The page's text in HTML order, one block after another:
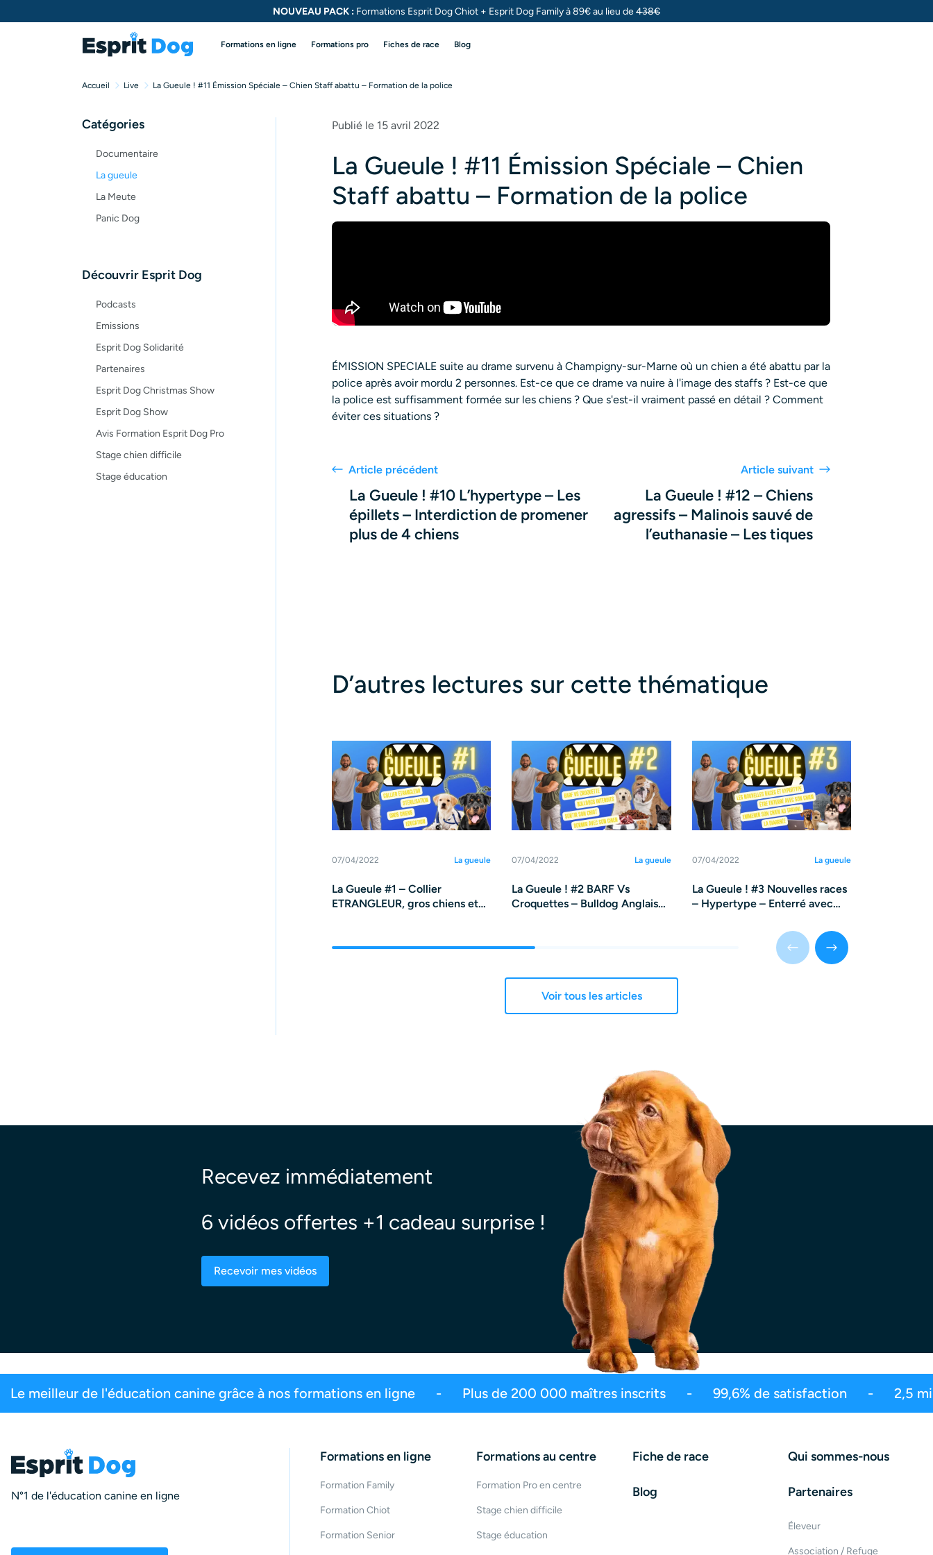
NOUVEAU PACK : Formations Esprit Dog Chiot + Esprit Dog Family à 89€ au lieu de438€
Formations en ligne Formations pro Fiches de race Blog
Accueil Live La Gueule ! #11 Émission Spéciale – Chien Staff abattu – Formation de la police
Catégories
Documentaire
La gueule
La Meute
Panic Dog
Découvrir Esprit Dog
Podcasts
Emissions
Esprit Dog Solidarité
Partenaires
Esprit Dog Christmas Show
Esprit Dog Show
Avis Formation Esprit Dog Pro
Stage chien difficile
Stage éducation
Publié le 15 avril 2022
La Gueule ! #11 Émission Spéciale – Chien
Staff abattu – Formation de la police
ÉMISSION SPECIALE suite au drame survenu à Champigny-sur-Marne où un chien a été abattu par la
police après avoir mordu 2 personnes. Est-ce que ce drame va nuire à l'image des staffs ? Est-ce que
la police est suffisamment formée sur les chiens ? Que s'est-il vraiment passé en détail ? Comment
éviter ces situations ?
Article précédent
La Gueule ! #10 L’hypertype – Les
épillets – Interdiction de promener
plus de 4 chiens
Article suivant
La Gueule ! #12 – Chiens
agressifs – Malinois sauvé de
l’euthanasie – Les tiques
D’autres lectures sur cette thématique
07/04/2022 La gueule
La Gueule #1 – Collier
ETRANGLEUR, gros chiens et
07/04/2022 La gueule
La Gueule ! #2 BARF Vs
Croquettes – Bulldog Anglais
07/04/2022 La gueule
La Gueule ! #3 Nouvelles races
– Hypertype – Enterré avec
Voir tous les articles
Recevez immédiatement
6 vidéos offertes +1 cadeau surprise !
Recevoir mes vidéos
200 000 maîtres inscrits 99,6% de satisfaction 2,5 millions d’abonnés Plus de 550 millions de vues Le meilleur de
N°1 de l'éducation canine en ligne
Formations en ligne
Formation Family
Formation Chiot
Formation Senior
Formations au centre
Formation Pro en centre
Stage chien difficile
Stage éducation
Fiche de race
Blog
Qui sommes-nous
Partenaires
Éleveur
Association / Refuge